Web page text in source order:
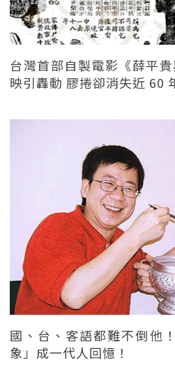
台灣首部自製電影《薛平
映引轟動 膠捲卻消失近 60
國、台、客語都難不倒他
象」成一代人回憶！